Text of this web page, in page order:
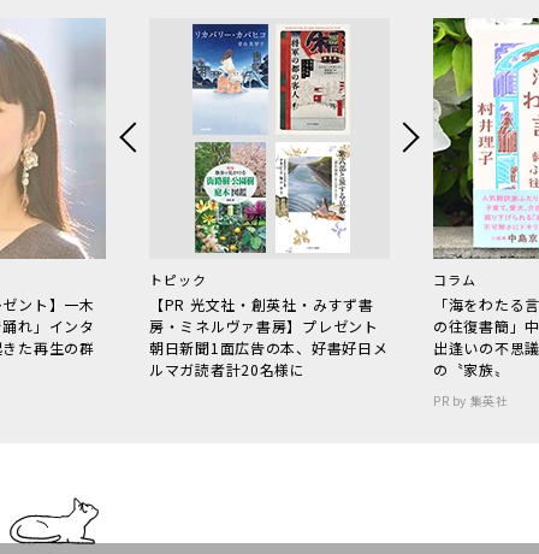
ント】一木
れ」インタ
た再生の群
トピック
【PR 光文社・創英社・みすず書
房・ミネルヴァ書房】プレゼント
朝日新聞1面広告の本、好書好日メ
ルマガ読者計20名様に
コラム
「海をわた
の往復書簡」
出逢いの不思
の〝家族〟
PR by 集英社